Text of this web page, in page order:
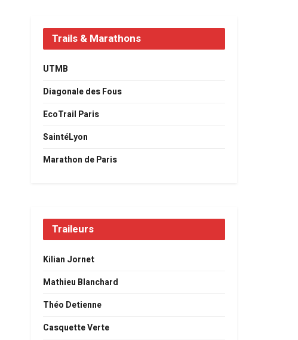
Trails & Marathons
UTMB
Diagonale des Fous
EcoTrail Paris
SaintéLyon
Marathon de Paris
Traileurs
Kilian Jornet
Mathieu Blanchard
Théo Detienne
Casquette Verte